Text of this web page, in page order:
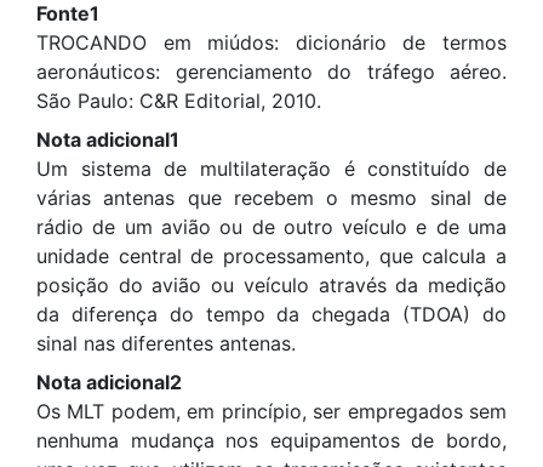
Fonte1
TROCANDO em miúdos: dicionário de termos
aeronáuticos: gerenciamento do tráfego aéreo.
São Paulo: C&R Editorial, 2010.
Nota adicional1
Um sistema de multilateração é constituído de
várias antenas que recebem o mesmo sinal de
rádio de um avião ou de outro veículo e de uma
unidade central de processamento, que calcula a
posição do avião ou veículo através da medição
da diferença do tempo da chegada (TDOA) do
sinal nas diferentes antenas.
Nota adicional2
Os MLT podem, em princípio, ser empregados sem
nenhuma mudança nos equipamentos de bordo,